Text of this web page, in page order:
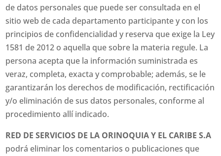
de datos personales que puede ser consultada en el
sitio web de cada departamento participante y con los
principios de confidencialidad y reserva que exige la Ley
1581 de 2012 o aquella que sobre la materia regule. La
persona acepta que la información suministrada es
veraz, completa, exacta y comprobable; además, se le
garantizarán los derechos de modificación, rectificación
y/o eliminación de sus datos personales, conforme al
procedimiento allí indicado.
RED DE SERVICIOS DE LA ORINOQUIA Y EL CARIBE S.A
podrá eliminar los comentarios o publicaciones que